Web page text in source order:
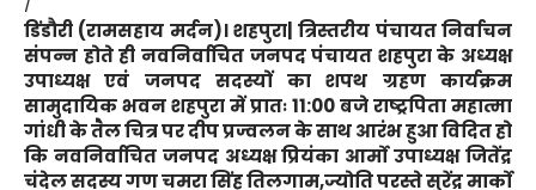
डिंडौरी (रामसहाय मर्दन)।शहपुरा| त्रिस्तरीय पंचायत निर्वाचन
संपन्न होते ही नवनिर्वाचित जनपद पंचायत शहपुरा के अध्यक्ष
उपाध्यक्ष एवं जनपद सदस्यों का शपथ ग्रहण कार्यक्रम
सामुदायिक भवन शहपुरा में प्रातः 11:00 बजे राष्ट्रपिता महात्मा
गांधी के तैल चित्र पर दीप प्रज्वलन के साथ आरंभ हुआ विदित हो
कि नवनिर्वाचित जनपद अध्यक्ष प्रियंका आर्मो उपाध्यक्ष जितेंद्र
चंदेल सदस्य गण चमरा सिंह तिलगाम,ज्योति परस्ते सुरेंद्र मार्को